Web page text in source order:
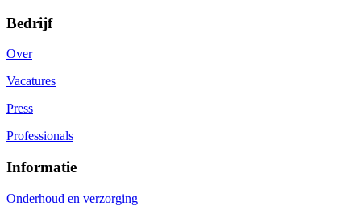
Bedrijf
Over
Vacatures
Press
Professionals
Informatie
Onderhoud en verzorging